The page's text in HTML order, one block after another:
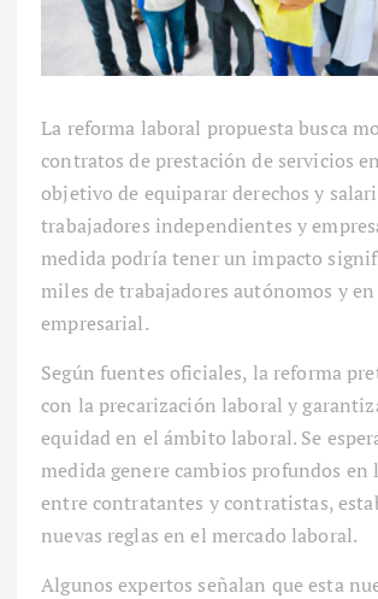
La reforma laboral propuesta busca
contratos de prestación de servicios
objetivo de equiparar derechos y
trabajadores independientes y
medida podría tener un impacto
miles de trabajadores autónomos y
empresarial.
Según fuentes oficiales, la reforma
con la precarización laboral y
equidad en el ámbito laboral. Se
medida genere cambios profundos en
entre contratantes y contratistas,
nuevas reglas en el mercado laboral.
Algunos expertos señalan que esta